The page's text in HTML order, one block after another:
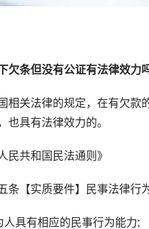
欠条但没有公证有法律效力
关法律的规定，在有欠款的
也具有法律效力的。
共和国民法通则》
【实质要件】民事法律行为
具有相应的民事行为能力;